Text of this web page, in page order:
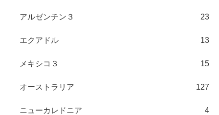
アルゼンチン３ 23
エクアドル 13
メキシコ３ 15
オーストラリア 127
ニューカレドニア 4